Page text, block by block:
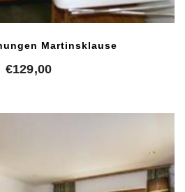
Martinsklause
€129,00